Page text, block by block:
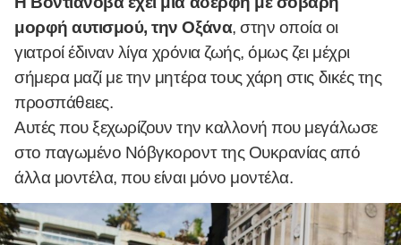
μορφή αυτισμού, την Οξάνα, στην οποία οι
γιατροί έδιναν λίγα χρόνια ζωής, όμως ζει μέχρι
σήμερα μαζί με την μητέρα τους χάρη στις δικές της
προσπάθειες.
Αυτές που ξεχωρίζουν την καλλονή που μεγάλωσε
στο παγωμένο Νόβγκοροντ της Ουκρανίας από
άλλα μοντέλα, που είναι μόνο μοντέλα.